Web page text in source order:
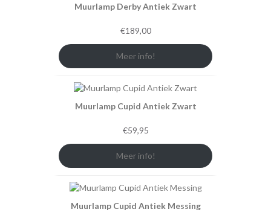
Muurlamp Derby Antiek Zwart
€189,00
Meer info!
Muurlamp Cupid Antiek Zwart
€59,95
Meer info!
Muurlamp Cupid Antiek Messing